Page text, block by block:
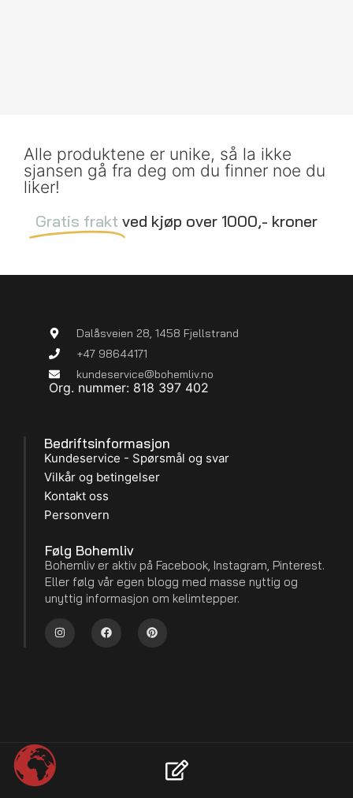
Alle produktene er unike, så la ikke
sjansen gå fra deg om du finner noe du
liker!
Gratis frakt ved kjøp over 1000,- kroner
Dalåsveien 28, 1458 Fjellstrand
+47 98644171
kundeservice@bohemliv.no
Org. nummer: 818 397 402
Bedriftsinformasjon
Kundeservice - Spørsmål og svar
Vilkår og betingelser
Kontakt oss
Personvern
Følg Bohemliv
Bohemliv er aktiv på Facebook, Instagram, Pinterest.
Eller følg vår egen blogg med masse nyttig og
unyttig informasjon om kelimtepper.